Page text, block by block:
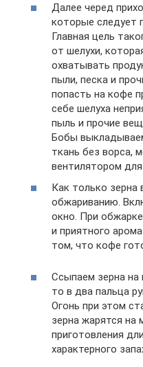
Далее черед
которые следует
Главная цель
от шелухи,
охватывать
пыли, песка и
попасть на кофе
себе шелуха
пыль и прочие
Бобы
ткань без ворса,
вентилятором для
Как только зерна
обжариванию.
окно. При
и приятного
том, что кофе
Ссыпаем зерна на
то в два пальца
Огонь при этом
зерна жарятся на
приготовления
характерного